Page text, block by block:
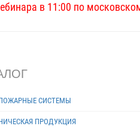
в 11:00 по
СИСТЕМЫ
ПРОДУКЦИЯ